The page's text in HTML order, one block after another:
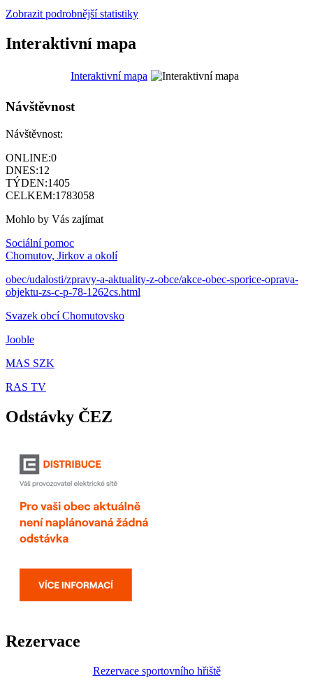
Zobrazit podrobnější statistiky
Interaktivní mapa
Interaktivní mapa
Návštěvnost
Návštěvnost:
ONLINE:0
DNES:12
TÝDEN:1405
CELKEM:1783058
Mohlo by Vás zajímat
Sociální pomoc
Chomutov, Jirkov a okolí
obec/udalosti/zpravy-a-aktuality-z-obce/akce-obec-sporice-oprava-
objektu-zs-c-p-78-1262cs.html
Svazek obcí Chomutovsko
Jooble
MAS SZK
RAS TV
Odstávky ČEZ
Rezervace
Rezervace sportovního hřiště